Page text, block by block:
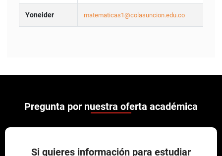
Yoneider matematicas1@colasuncion.edu.co
Pregunta por nuestra oferta académica
Si quieres información para estudiar